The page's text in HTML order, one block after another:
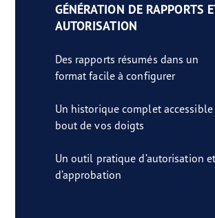
GÉNÉRATION DE RAPPORTS
AUTORISATION
Des rapports résumés dans un
format facile à configurer
Un historique complet accessible
bout de vos doigts
Un outil pratique d’autorisation et
d’approbation